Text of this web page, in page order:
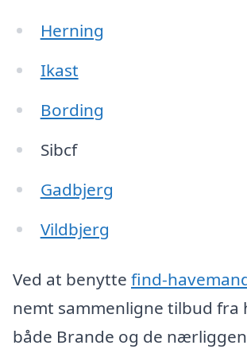
Herning
Ikast
Bording
Sibcf
Gadbjerg
Vildbjerg
Ved at benytte find-
nemt sammenligne tilbud fra
både Brande og de